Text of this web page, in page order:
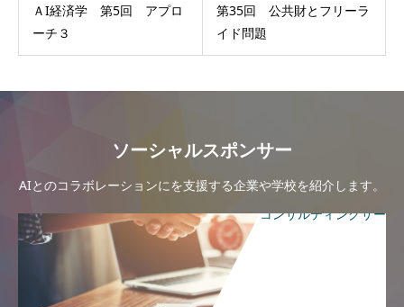
ＡI経済学 第5回 アプロ
ーチ３
第35回 公共財とフリーラ
イド問題
ソーシャルスポンサー
AIとのコラボレーションにを支援する企業や学校を紹介します。
コンサルティングサー